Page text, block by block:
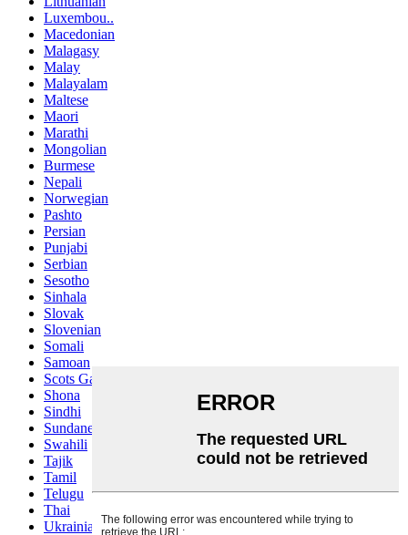
Luxembou..
Macedonian
Malagasy
Malay
Malayalam
Maltese
Maori
Marathi
Mongolian
Burmese
Nepali
Norwegian
Pashto
Persian
Punjabi
Serbian
Sesotho
Sinhala
Slovak
Slovenian
Somali
Samoan
Scots Gaelic
Shona
Sindhi
Sundanese
Swahili
Tajik
Tamil
Telugu
Thai
Ukrainian